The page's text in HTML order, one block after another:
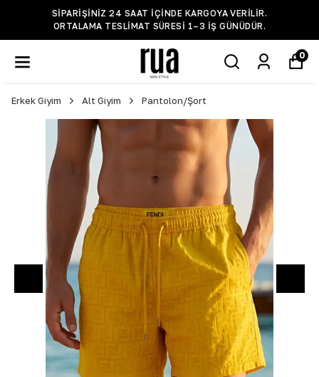
SIPARIŞINIZ 24 SAAT IÇINDE KARGOYA VERILIR.
ORTALAMA TESLIMAT SÜRESI 1–3 IŞ GÜNÜDÜR.
0
Erkek Giyim Alt Giyim Pantolon/Şort